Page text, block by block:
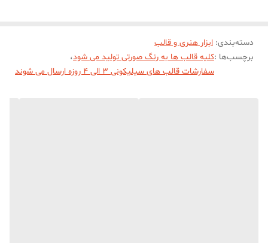
دسته‌بندی: ابزار هنری و قالب
برچسب‌ها :کلیه قالب ها به رنگ صورتی تولید می شود،
سفارشات قالب های سیلیکونی 3 الی 4 روزه ارسال می شوند